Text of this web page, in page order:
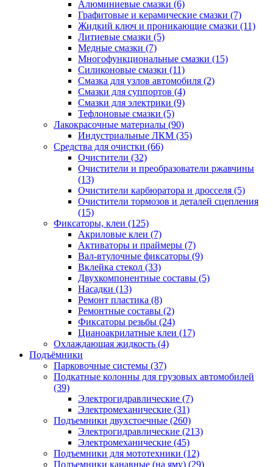
Алюминиевые смазки (6)
Графитовые и керамические смазки (7)
Жидкий ключ и проникающие смазки (11)
Литиевые смазки (5)
Медные смазки (7)
Многофункциональные смазки (15)
Силиконовые смазки (11)
Смазка для узлов автомобиля (2)
Смазки для суппортов (4)
Смазки для электрики (9)
Тефлоновые смазки (5)
Лакокрасочные материалы (90)
Индустриальные ЛКМ (35)
Средства для очистки (66)
Очистители (32)
Очистители и преобразователи ржавчины
(13)
Очистители карбюратора и дросселя (5)
Очистители тормозов и деталей сцепления
(15)
Фиксаторы, клеи (125)
Акриловые клеи (7)
Активаторы и праймеры (7)
Вал-втулочные фиксаторы (9)
Вклейка стекол (33)
Двухкомпонентные составы (5)
Насадки (13)
Ремонт пластика (8)
Ремонтные составы (2)
Фиксаторы резьбы (24)
Цианоакрилатные клеи (17)
Охлаждающая жидкость (4)
Подъёмники
Парковочные системы (37)
Подкатные колонны для грузовых автомобилей
(39)
Электрогидравлические (7)
Электромеханические (31)
Подъемники двухстоечные (260)
Электрогидравлические (213)
Электромеханические (45)
Подъемники для мототехники (12)
Подъемники канавные (на яму) (29)